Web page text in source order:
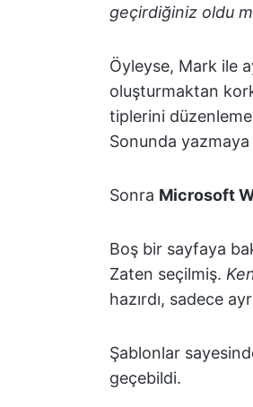
geçirdiğiniz oldu
Öyleyse, Mark ile
oluşturmaktan
tiplerini
Sonunda yazmaya
Sonra Microsoft
Boş bir sayfaya
Zaten seçilmiş.
hazırdı, sadece
Şablonlar
geçebildi.